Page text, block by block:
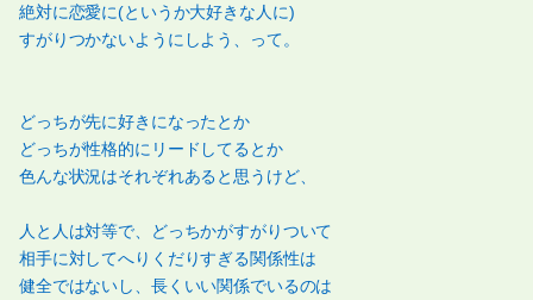
絶対に恋愛に(というか大好きな人に)
すがりつかないようにしよう、って。
どっちが先に好きになったとか
どっちが性格的にリードしてるとか
色んな状況はそれぞれあると思うけど、
人と人は対等で、どっちかがすがりついて
相手に対してへりくだりすぎる関係性は
健全ではないし、長くいい関係でいるのは